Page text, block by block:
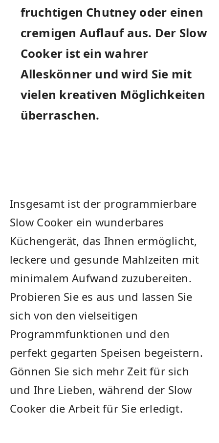
fruchtigen Chutney⁣ oder einen
cremigen Auflauf aus. Der Slow
Cooker‌ ist ein wahrer
Alleskönner und wird ​Sie mit
vielen ‌kreativen Möglichkeiten
überraschen.
Insgesamt⁣ ist der programmierbare
Slow ⁣Cooker ein wunderbares
Küchengerät, das Ihnen ermöglicht,
leckere und ⁣gesunde Mahlzeiten mit
minimalem Aufwand zuzubereiten.
Probieren Sie es aus und lassen Sie
sich ⁤von den ‍vielseitigen
Programmfunktionen ⁣und den
perfekt gegarten Speisen begeistern.
Gönnen⁢ Sie⁤ sich mehr Zeit für sich
und Ihre Lieben, während der ⁤Slow
⁢Cooker die Arbeit für Sie erledigt.